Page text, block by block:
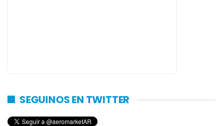
SEGUINOS EN TWITTER